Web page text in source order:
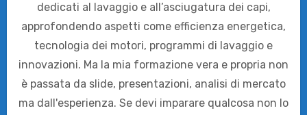
dedicati al lavaggio e all’asciugatura dei capi,
approfondendo aspetti come efficienza energetica,
tecnologia dei motori, programmi di lavaggio e
innovazioni. Ma la mia formazione vera e propria non
è passata da slide, presentazioni, analisi di mercato
ma dall'esperienza. Se devi imparare qualcosa non lo